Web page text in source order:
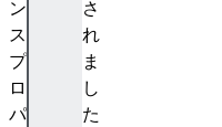
さ
れ
ま
し
た
ン
ス
プ
ロ
パ